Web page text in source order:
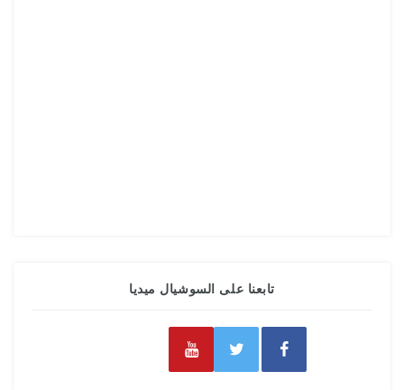
تابعنا على السوشيال ميديا